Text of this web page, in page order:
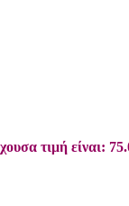
τιμή είναι: